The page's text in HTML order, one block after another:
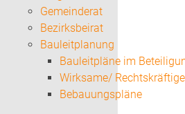
Gemeinderat
Bezirksbeirat
Bauleitplanung
Bauleitpläne im
Wirksame/
Bebauungspläne